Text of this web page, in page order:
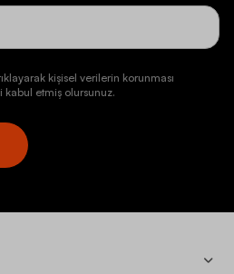
kişisel verilerin korunması
kabul etmiş olursunuz.